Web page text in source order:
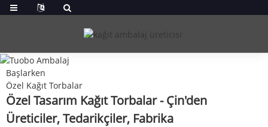
Başlarken
Özel Kağıt Torbalar
Özel Tasarım Kağıt Torbalar - Çin'den
Üreticiler, Tedarikçiler, Fabrika